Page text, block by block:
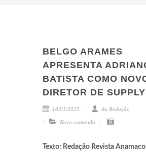
BELGO ARAMES
APRESENTA
BATISTA COMO
DIRETOR DE
16/01/2025 da Redação
Novo comando
Texto: Redação Revista Anamaco